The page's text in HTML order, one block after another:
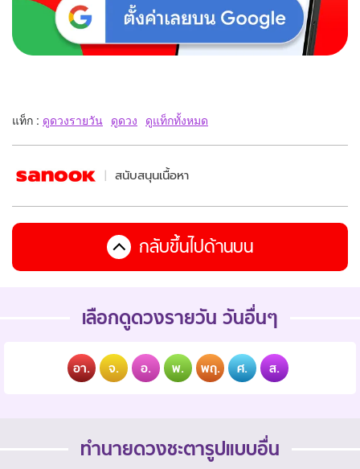
แท็ก : ดูดวงรายวัน ดูดวง ดูแท็กทั้งหมด
สนับสนุนเนื้อหา
กลับขึ้นไปด้านบน
เลือกดูดวงรายวัน วันอื่นๆ
อา. จ. อ. พ. พฤ. ศ. ส.
ทำนายดวงชะตารูปแบบอื่น